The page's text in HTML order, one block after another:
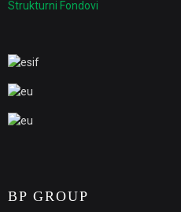
Strukturni Fondovi
BP GROUP